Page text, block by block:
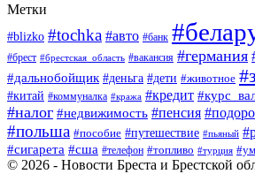
Метки
#blizko #tochka #авто #банк
#брест #брестская_область #вакансия #германия
#дальнобойщик #деньга #дети #животное
#китай #коммуналка #кража #кредит
#налог #недвижимость #пенсия
#польша #пособие #путешествие #пьяный
#сигарета #сша #телефон #топливо #турция
© 2026 - Новости Бреста и Брестской